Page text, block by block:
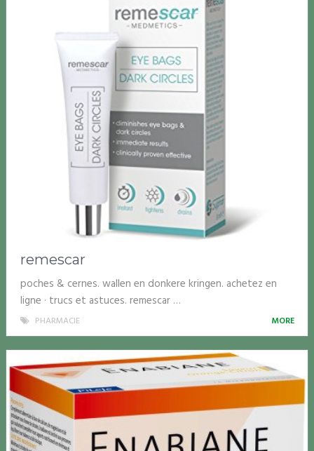
remescar
poches & cernes. wallen en donkere kringen. achetez en
ligne · trucs et astuces. remescar …
PHARMACIE MORE